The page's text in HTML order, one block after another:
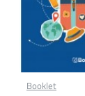
Booklet